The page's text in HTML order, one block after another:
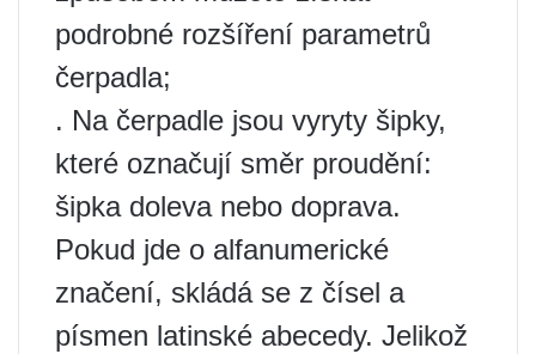
podrobné rozšíření parametrů
čerpadla;
. Na čerpadle jsou vyryty šipky,
které označují směr proudění:
šipka doleva nebo doprava.
Pokud jde o alfanumerické
značení, skládá se z čísel a
písmen latinské abecedy. Jelikož